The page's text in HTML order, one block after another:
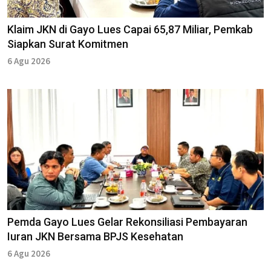
Klaim JKN di Gayo Lues Capai 65,87 Miliar, Pemkab
Siapkan Surat Komitmen
6 Agu 2026
Pemda Gayo Lues Gelar Rekonsiliasi Pembayaran
Iuran JKN Bersama BPJS Kesehatan
6 Agu 2026